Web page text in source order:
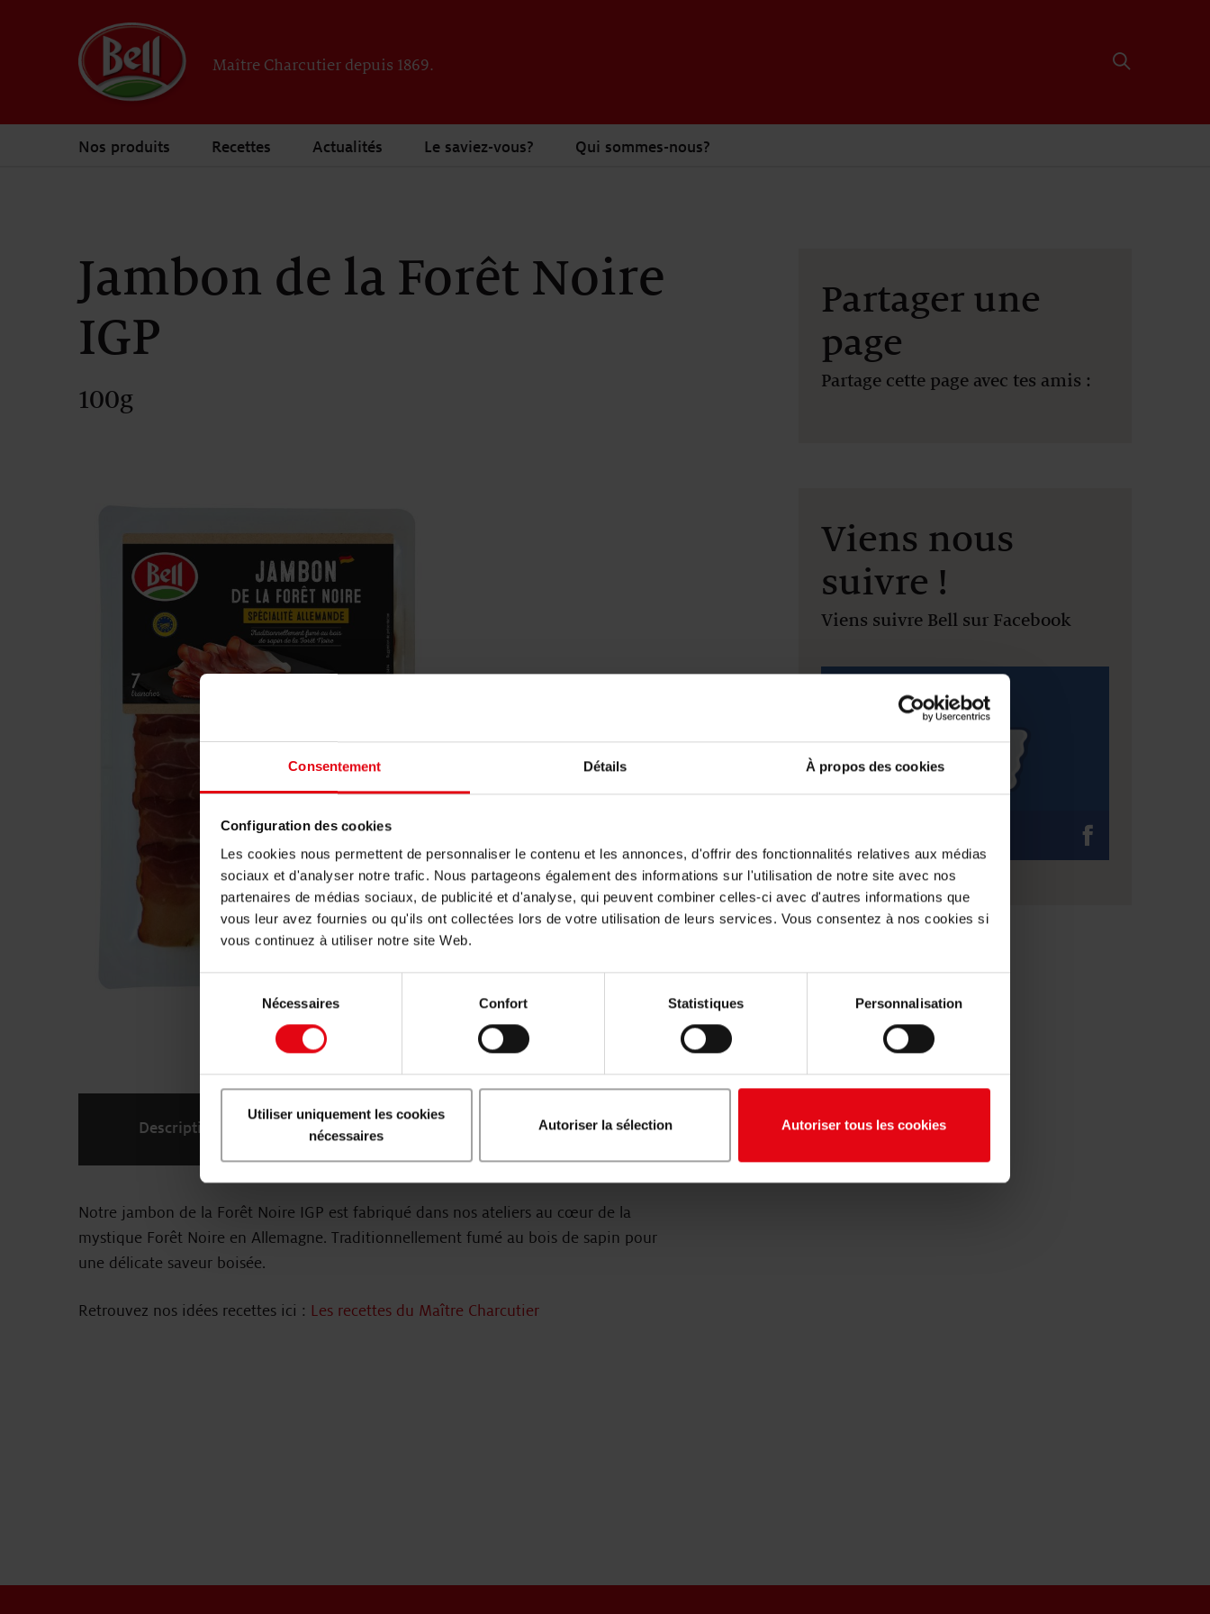
Consentement Détails À propos des cookies
Configuration des cookies
Les cookies nous permettent de personnaliser le contenu et les annonces, d'offrir des fonctionnalités relatives aux médias
sociaux et d'analyser notre trafic. Nous partageons également des informations sur l'utilisation de notre site avec nos
partenaires de médias sociaux, de publicité et d'analyse, qui peuvent combiner celles-ci avec d'autres informations que
vous leur avez fournies ou qu'ils ont collectées lors de votre utilisation de leurs services. Vous consentez à nos cookies si
vous continuez à utiliser notre site Web.
consentement
Nécessaires Confort Statistiques Personnalisation
Utiliser uniquement les cookies
nécessaires
Autoriser la sélection Autoriser tous les cookies
Maître Charcutier depuis 1869.
Nos produits Recettes Actualités Le saviez-vous? Qui sommes-nous?
Jambon de la Forêt Noire
IGP
100g
Description Ingrédients
Le mot du Maître
Notre jambon de la Forêt Noire IGP est fabriqué dans nos ateliers au cœur de la
mystique Forêt Noire en Allemagne. Traditionnellement fumé au bois de sapin pour
une délicate saveur boisée.
Retrouvez nos idées recettes ici : Les recettes du Maître Charcutier
Partager une
page
Partage cette page avec tes amis :
Viens nous
suivre !
Viens suivre Bell sur Facebook